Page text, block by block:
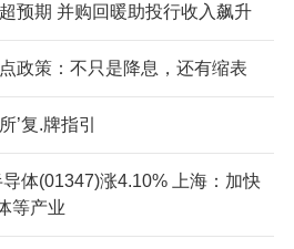
预期 并购回暖助投行收入飙升
政策：不只是降息，还有缩表
’复.牌指引
体(01347)涨4.10% 上海：加快
等产业